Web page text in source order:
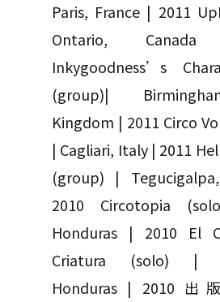
Paris, France | 2011
Ontario,
Inkygoodness’s
(group)|
Kingdom | 2011 Circo
| Cagliari, Italy | 2011
(group) |
2010 Circotopia
Honduras | 2010 El
Criatura (solo) |
Honduras | 2010